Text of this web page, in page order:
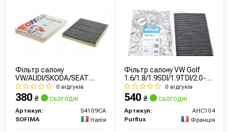
Фільтр салону
VW/AUDI/SKODA/SEAT
"1,9-2,5 "00-050 відгуків
380 ₴ сьогодні
Артикул:
S4109CA
SOFIMA
Італія
Фільтр салону VW Golf
1.6/1.8/1.9SDI/1.9TDI/2.0-
16V 97- (вугільний)
0 відгуків
540 ₴ сьогодні
Артикул:
AHC104
Purflux
Франція